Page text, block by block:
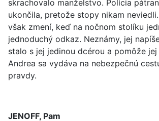
skrachovalo manželstvo. Polícia
ukončila, pretože stopy nikam
však zmení, keď na nočnom stolíku
jednoduchý odkaz. Neznámy, jej
stalo s jej jedinou dcérou a pomôže
Andrea sa vydáva na nebezpečnú
pravdy.
JENOFF, Pam